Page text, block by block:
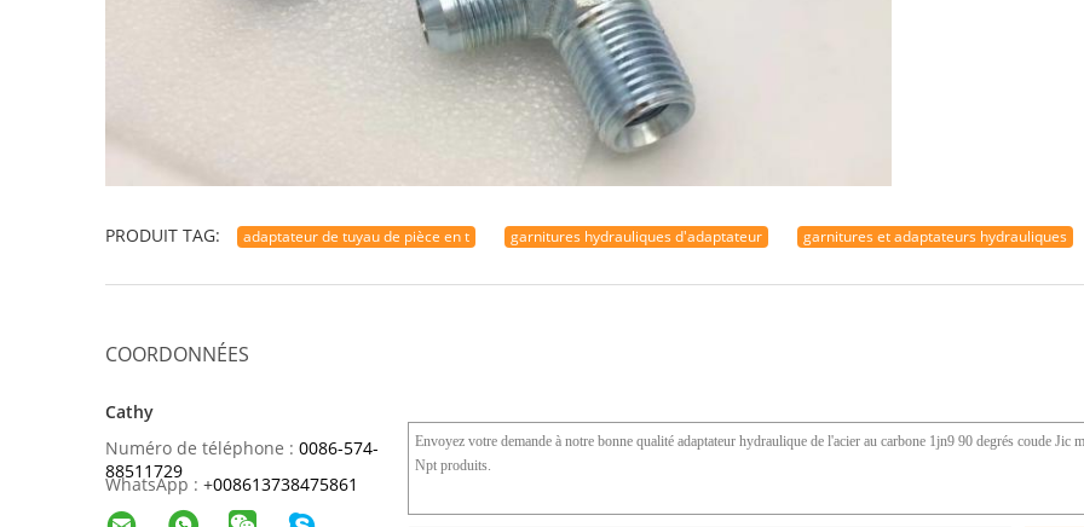
PRODUIT TAG: adaptateur de tuyau de pièce en t garnitures hydrauliques d'adaptateur garnitures et adaptateurs hydrauliques
COORDONNÉES
Cathy
Numéro de téléphone : 0086-574-
88511729
WhatsApp : +008613738475861